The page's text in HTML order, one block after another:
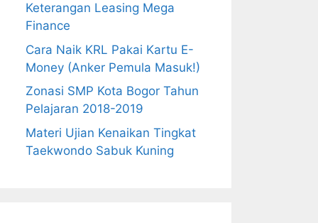
Keterangan Leasing Mega
Finance
Cara Naik KRL Pakai Kartu E-
Money (Anker Pemula Masuk!)
Zonasi SMP Kota Bogor Tahun
Pelajaran 2018-2019
Materi Ujian Kenaikan Tingkat
Taekwondo Sabuk Kuning